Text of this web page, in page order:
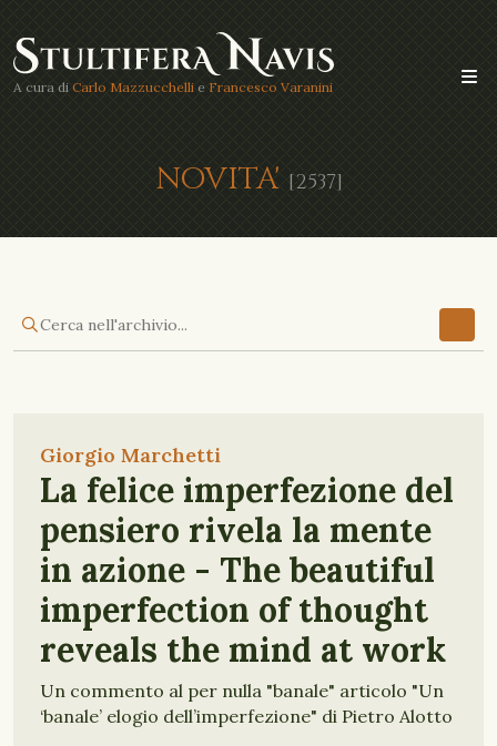
A cura di Carlo Mazzucchelli e Francesco Varanini
NOVITA' [2537]
Giorgio Marchetti
La felice imperfezione del
pensiero rivela la mente
in azione - The beautiful
imperfection of thought
reveals the mind at work
Un commento al per nulla "banale" articolo "Un
‘banale’ elogio dell’imperfezione" di Pietro Alotto